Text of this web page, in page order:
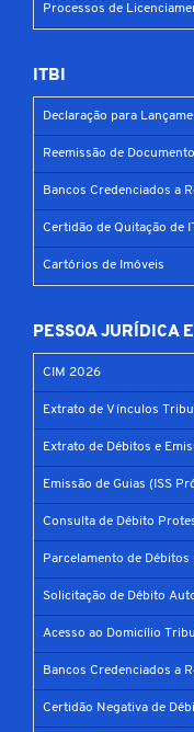
Processos de
ITBI
Declaração para
Reemissão de
Bancos Credenciados a
Certidão de Quitação de
Cartórios de Imóveis
PESSOA JURÍDICA
CIM 2026
Extrato de Vínculos
Extrato de Débitos e
Emissão de Guias (ISS
Consulta de Débito
Parcelamento de
Solicitação de Débito
Acesso ao Domicílio
Bancos Credenciados a
Certidão Negativa de